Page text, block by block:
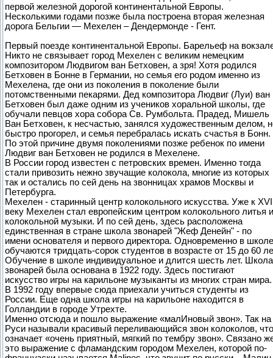
первой железной дорогой континентальной Европы.
Несколькими годами позже была построена вторая железная
дорога Бельгии — Мехелен – Дендермонде - Гент.
Первый поезде континентальной Европы. Барельеф на
Никто не связывает город Мехелен с великим немецким
композитором Людвигом ван Бетховен, а зря! Хотя родился
Бетховен в Бонне в Германии, но семья его родом именно из
Мехелена, где они из поколения в поколение были
потомственными пекарями. Дед композитора Людвиг (Луи) ван
Бетховен был даже одним из учеников хоральной школы, где
обучали певцов хора собора Св. Румбольта. Прадед, Мишель
Ван Бетховен, к несчастью, занялся художественным делом,
быстро прогорел, и семья перебралась искать счастья в Бонн.
По этой причине двумя поколениями позже ребенок по имени
Людвиг ван Бетховен не родился в Мехелене.
В России город известен с петровских времен. Именно тогда
стали привозить нежно звучащие колокола, многие из которых
так и остались по сей день на звонницах храмов Москвы и
Петербурга.
Мехелен - старинный центр колокольного искусства. Уже к
веку Мехелен стал европейским центром колокольного литья и
колокольной музыки. И по сей день, здесь расположена
единственная в стране школа звонарей "Жеф Денейн" - по
имени основателя и первого директора. Одновременно в школе
обучаются тридцать-сорок студентов в возрасте от 15 до 60
Обучение в школе индивидуальное и длится шесть лет. Школа
звонарей была основана в 1922 году. Здесь постигают
искусство игры на карильоне музыканты из многих стран мира.
В 1992 году впервые сюда приехали учиться студенты из
России. Еще одна школа игры на карильоне находится в
Голландии в городе Утрехте.
Именно отсюда и пошло выражение «малИновый звон». Так на
Руси называли красивый переливающийся звон колоколов, что
означает «очень приятный, мягкий по тембру звон». Связано
это выражение с фламандским городом Мехелен, которой по-